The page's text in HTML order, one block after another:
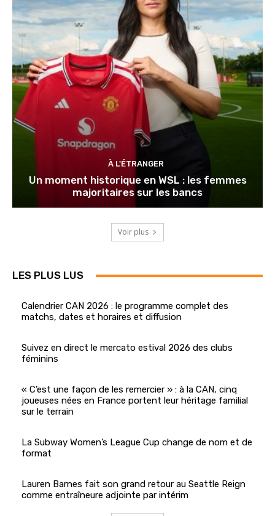
À L'ÉTRANGER
Un moment historique en WSL : les femmes
majoritaires sur les bancs
Voir plus
LES PLUS LUS
Calendrier CAN 2026 : le programme complet des
matchs, dates et horaires et diffusion
Suivez en direct le mercato estival 2026 des clubs
féminins
« C’est une façon de les remercier » : à la CAN, cinq
joueuses nées en France portent leur héritage familial
sur le terrain
La Subway Women’s League Cup change de nom et de
format
Lauren Barnes fait son grand retour au Seattle Reign
comme entraîneure adjointe par intérim